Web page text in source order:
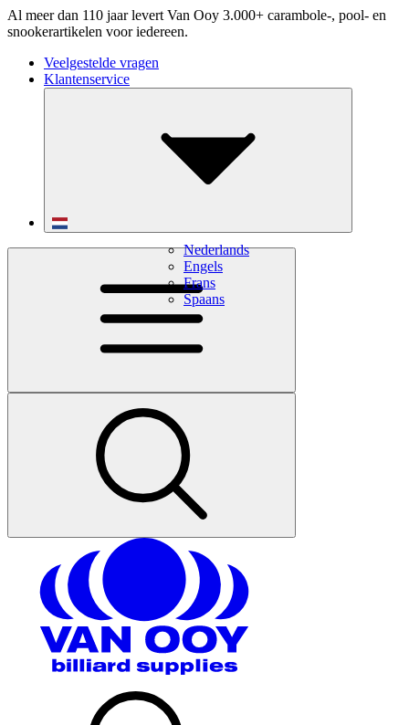
Al meer dan 110 jaar levert Van Ooy 3.000+ carambole-, pool- en
snookerartikelen voor iedereen.
Veelgestelde vragen
Klantenservice
Nederlands
Engels
Frans
Spaans